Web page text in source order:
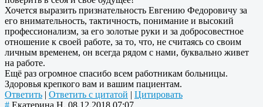
Хочется выразить признательность Евгению Федоровичу за
его внимательность, тактичность, понимание и высокий
профессионализм, за его золотые руки и за добросовестное
отношение к своей работе, за то, что, не считаясь со своим
личным временем, он всегда рядом с нами, буквально живет
на работе.
Ещё раз огромное спасибо всем работникам больницы.
Здоровья крепкого вам и вашим пациентам.
Ответить | Ответить с цитатой | Цитировать